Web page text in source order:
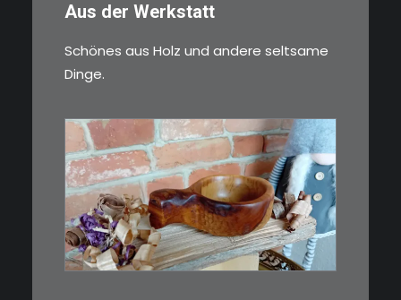
Aus der Werkstatt
Schönes aus Holz und andere seltsame
Dinge.
€15,00
Ein Holzbecher im Wikinger-Stil.
Inspiriert…